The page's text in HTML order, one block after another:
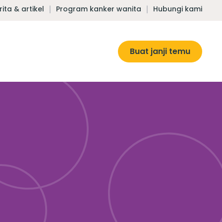
& artikel Program kanker wanita Hubungi kami
Buat janji temu